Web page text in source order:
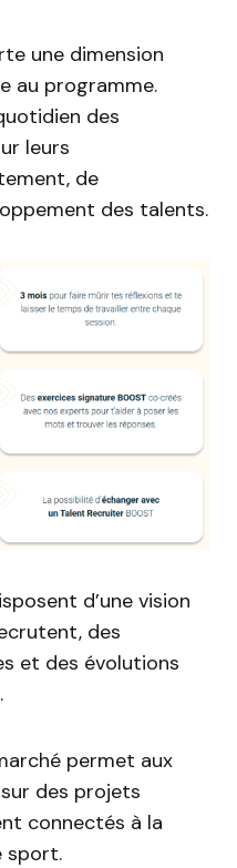
une dimension
au programme.
des
leurs
de
des talents.
d’une vision
des
et des évolutions
permet aux
des projets
connectés à la
sport.